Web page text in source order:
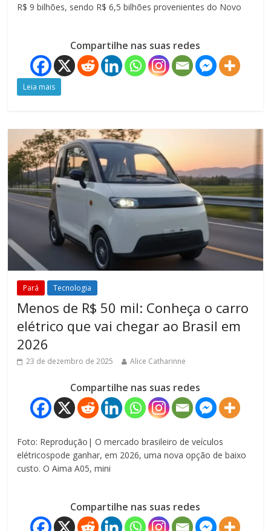
R$ 9 bilhões, sendo R$ 6,5 bilhões provenientes do Novo
Compartilhe nas suas redes
Leia mais
Pará Tecnologia
Menos de R$ 50 mil: Conheça o carro
elétrico que vai chegar ao Brasil em
2026
23 de dezembro de 2025 Alice Catharinne
Compartilhe nas suas redes
Foto: Reprodução| O mercado brasileiro de veículos
elétricospode ganhar, em 2026, uma nova opção de baixo
custo. O Aima A05, mini
Compartilhe nas suas redes